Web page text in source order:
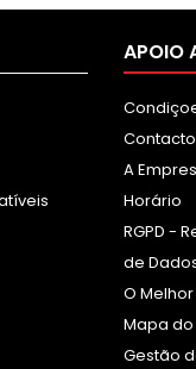
APOIO
A
Horário
RGPD -
de
O
Mapa do
Gestão